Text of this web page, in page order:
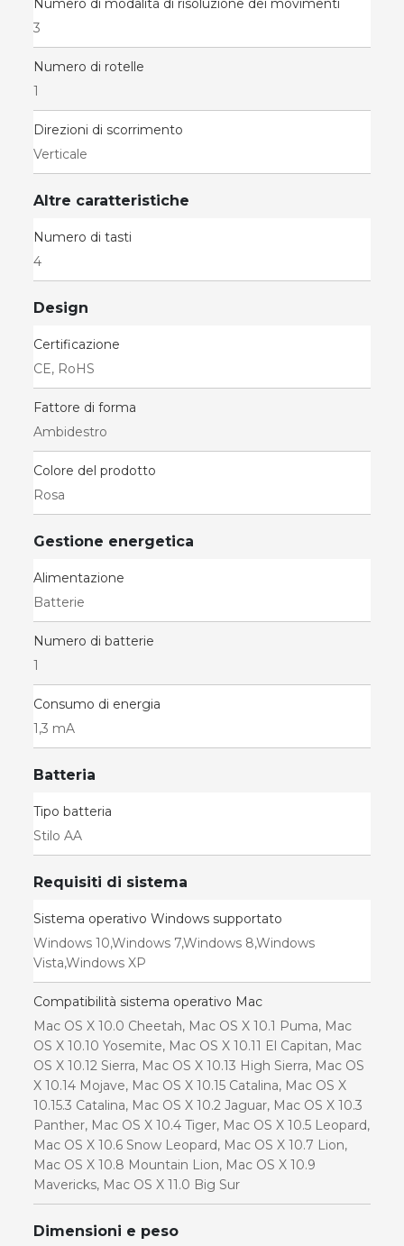
Numero di modalità di risoluzione dei movimenti
3
Numero di rotelle
1
Direzioni di scorrimento
Verticale
Altre caratteristiche
Numero di tasti
4
Design
Certificazione
CE, RoHS
Fattore di forma
Ambidestro
Colore del prodotto
Rosa
Gestione energetica
Alimentazione
Batterie
Numero di batterie
1
Consumo di energia
1,3 mA
Batteria
Tipo batteria
Stilo AA
Requisiti di sistema
Sistema operativo Windows supportato
Windows 10,Windows 7,Windows 8,Windows
Vista,Windows XP
Compatibilità sistema operativo Mac
Mac OS X 10.0 Cheetah, Mac OS X 10.1 Puma, Mac
OS X 10.10 Yosemite, Mac OS X 10.11 El Capitan, Mac
OS X 10.12 Sierra, Mac OS X 10.13 High Sierra, Mac OS
X 10.14 Mojave, Mac OS X 10.15 Catalina, Mac OS X
10.15.3 Catalina, Mac OS X 10.2 Jaguar, Mac OS X 10.3
Panther, Mac OS X 10.4 Tiger, Mac OS X 10.5 Leopard,
Mac OS X 10.6 Snow Leopard, Mac OS X 10.7 Lion,
Mac OS X 10.8 Mountain Lion, Mac OS X 10.9
Mavericks, Mac OS X 11.0 Big Sur
Dimensioni e peso